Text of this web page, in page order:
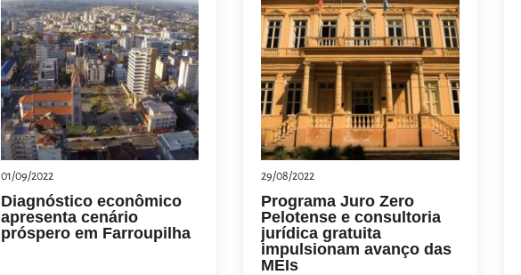
01/09/2022
Diagnóstico econômico
apresenta cenário
próspero em Farroupilha
29/08/2022
Programa Juro Zero
Pelotense e consultoria
jurídica gratuita
impulsionam avanço das
MEIs